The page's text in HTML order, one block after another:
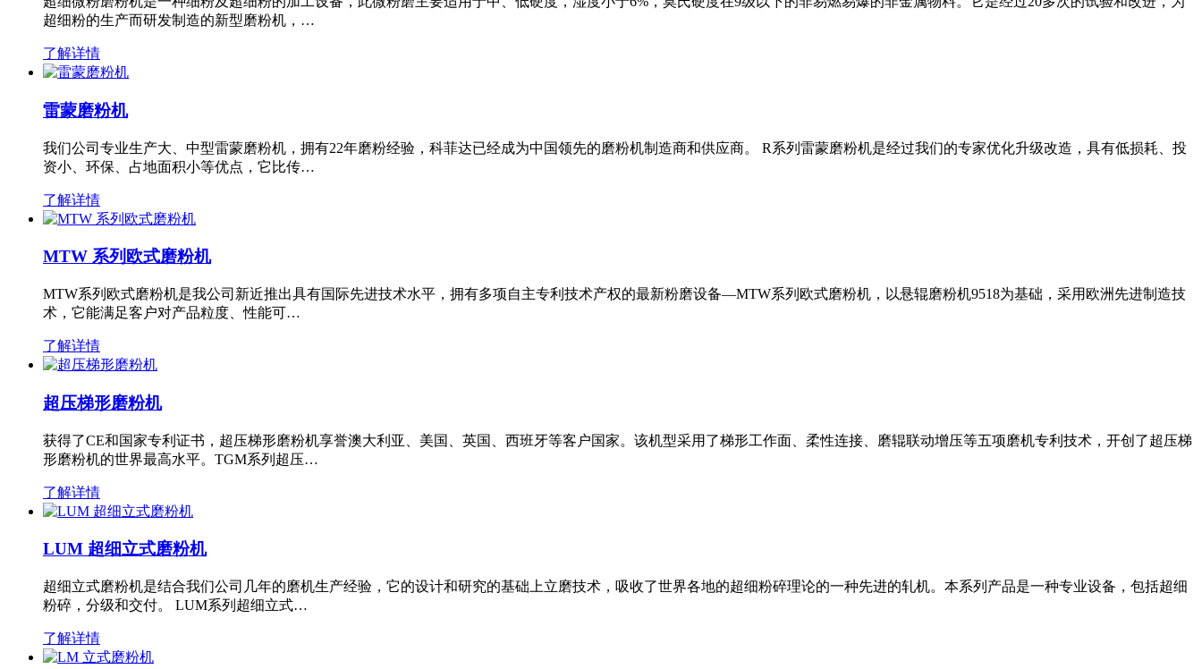
超细粉的生产而研发制造的新型磨粉机，…
了解详情
雷蒙磨粉机
我们公司专业生产大、中型雷蒙磨粉机，拥有22年磨粉经验，科菲达已经成为中国领先的磨粉机制造商和供应商。 R系列雷蒙磨粉机是经过我们的专家优化升级改造，具有低损耗、投
资小、环保、占地面积小等优点，它比传…
了解详情
MTW 系列欧式磨粉机
MTW系列欧式磨粉机是我公司新近推出具有国际先进技术水平，拥有多项自主专利技术产权的最新粉磨设备—MTW系列欧式磨粉机，以悬辊磨粉机9518为基础，采用欧洲先进制造技
术，它能满足客户对产品粒度、性能可…
了解详情
超压梯形磨粉机
获得了CE和国家专利证书，超压梯形磨粉机享誉澳大利亚、美国、英国、西班牙等客户国家。该机型采用了梯形工作面、柔性连接、磨辊联动增压等五项磨机专利技术，开创了超压梯
形磨粉机的世界最高水平。TGM系列超压…
了解详情
LUM 超细立式磨粉机
超细立式磨粉机是结合我们公司几年的磨机生产经验，它的设计和研究的基础上立磨技术，吸收了世界各地的超细粉碎理论的一种先进的轧机。本系列产品是一种专业设备，包括超细
粉碎，分级和交付。 LUM系列超细立式…
了解详情